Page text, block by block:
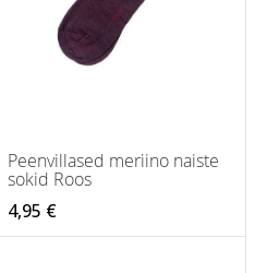
Peenvillased meriino naiste
sokid Roos
4,95 €